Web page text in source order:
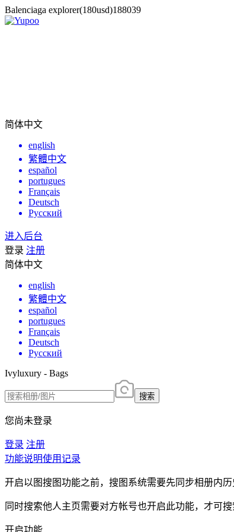
Balenciaga explorer(180usd)188039
简体中文
english
繁體中文
español
portugues
Français
Deutsch
Русский
进入后台
登录 注册
简体中文
english
繁體中文
español
portugues
Français
Deutsch
Русский
Ivyluxury - Bags
搜索
您尚未登录
登录 注册
功能说明使用记录
开启以图搜图功能之前，搜图系统需要先同步相册内
同时搜索他人主页需要对方帐号也开启此功能，才可搜
开启功能